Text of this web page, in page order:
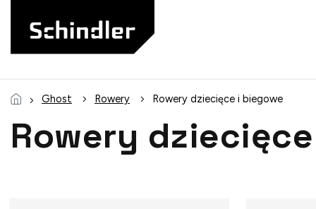
Ghost Rowery Rowery dziecięce i biegowe
Rowery